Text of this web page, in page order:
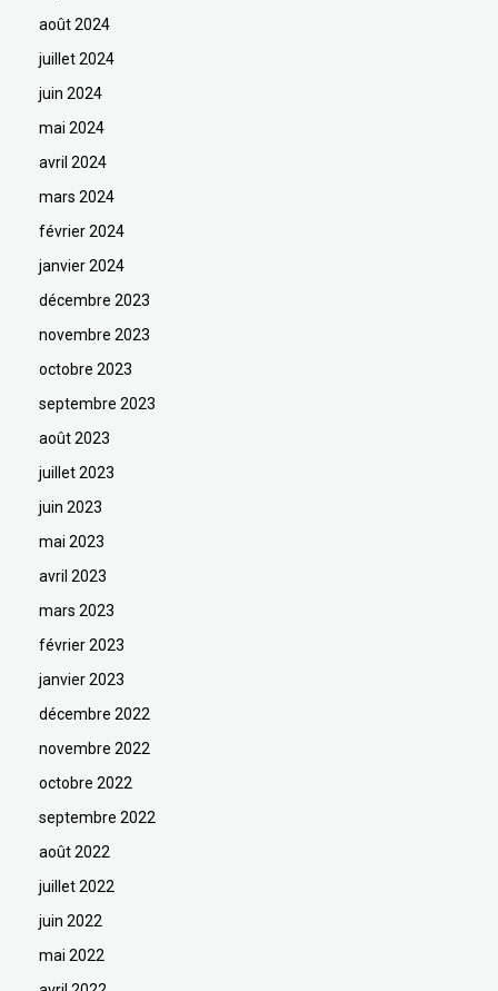
août 2024
juillet 2024
juin 2024
mai 2024
avril 2024
mars 2024
février 2024
janvier 2024
décembre 2023
novembre 2023
octobre 2023
septembre 2023
août 2023
juillet 2023
juin 2023
mai 2023
avril 2023
mars 2023
février 2023
janvier 2023
décembre 2022
novembre 2022
octobre 2022
septembre 2022
août 2022
juillet 2022
juin 2022
mai 2022